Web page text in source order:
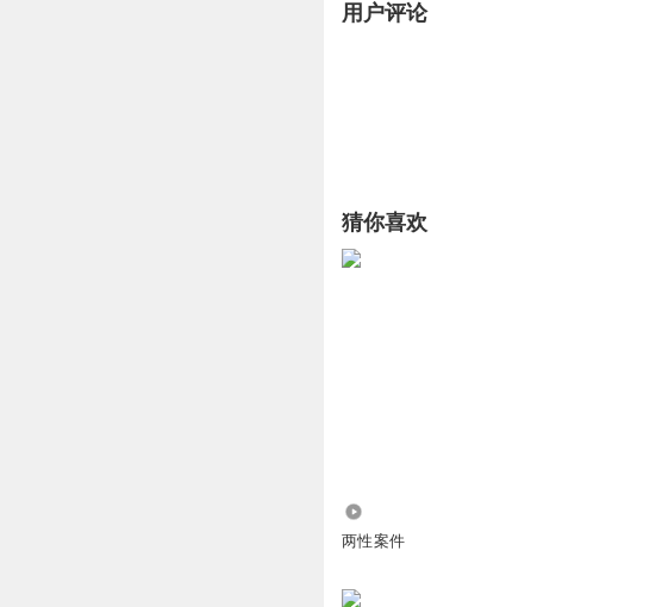
用户评论
猜你喜欢
两性案件